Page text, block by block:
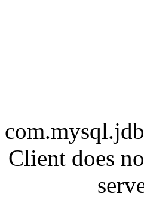
Client does